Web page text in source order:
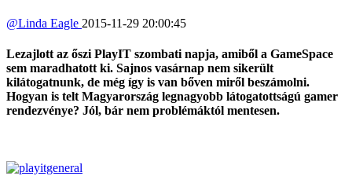
@Linda Eagle 2015-11-29 20:00:45
Lezajlott az őszi PlayIT szombati napja, amiből a GameSpace
sem maradhatott ki. Sajnos vasárnap nem sikerült
kilátogatnunk, de még így is van bőven miről beszámolni.
Hogyan is telt Magyarország legnagyobb látogatottságú gamer
rendezvénye? Jól, bár nem problémáktól mentesen.